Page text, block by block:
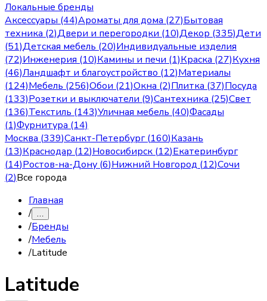
Локальные бренды
Аксессуары (44)Ароматы для дома (27)Бытовая
техника (2)Двери и перегородки (10)Декор (335)Дети
(51)Детская мебель (20)Индивидуальные изделия
(72)Инженерия (10)Камины и печи (1)Краска (27)Кухня
(46)Ландшафт и благоустройство (12)Материалы
(124)Мебель (256)Обои (21)Окна (2)Плитка (37)Посуда
(133)Розетки и выключатели (9)Сантехника (25)Свет
(136)Текстиль (143)Уличная мебель (40)Фасады
(1)Фурнитура (14)
Москва (339)Санкт-Петербург(160)Казань
(13)Краснодар (12)Новосибирск (12)Екатеринбург
(14)Ростов-на-Дону (6)Нижний Новгород (12)Сочи
(2)Все города
Главная
/ …
/Бренды
/Мебель
/Latitude
Latitude